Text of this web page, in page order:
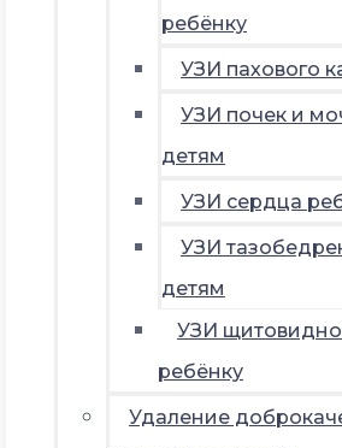
ребёнку
УЗИ пахового
УЗИ почек и
детям
УЗИ сердца
УЗИ
детям
УЗИ
ребёнку
Удаление